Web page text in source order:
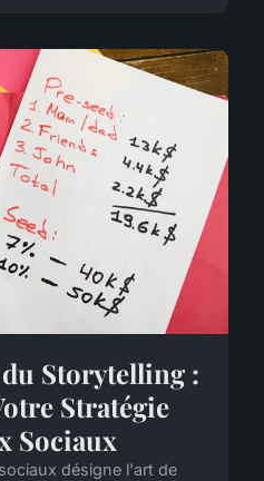
Storytelling :
Stratégie
Sociaux
désigne l'art de